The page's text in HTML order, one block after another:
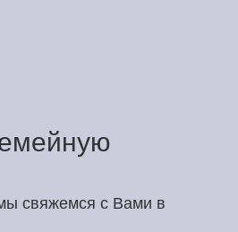
свяжемся с Вами в